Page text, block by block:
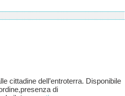
cittadine dell’entroterra. Disponibile
di